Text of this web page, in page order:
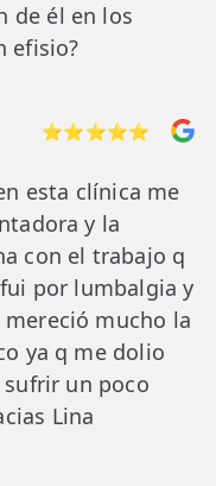
de él en los
efisio?
⭐⭐⭐⭐⭐
esta clínica me
y la
con el trabajo q
por lumbalgia y
mucho la
ya q me dolio
sufrir un poco
Lina